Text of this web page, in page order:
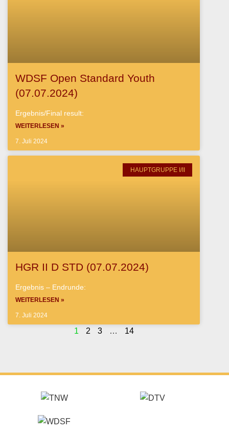
WDSF Open Standard Youth
(07.07.2024)
Ergebnis/Final result:
WEITERLESEN »
7. Juli 2024
HAUPTGRUPPE I/II
HGR II D STD (07.07.2024)
Ergebnis – Endrunde:
WEITERLESEN »
7. Juli 2024
1 2 3 … 14